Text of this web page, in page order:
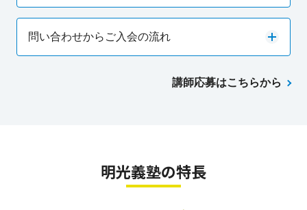
問い合わせからご入会の流れ
講師応募はこちらから
明光義塾の特長